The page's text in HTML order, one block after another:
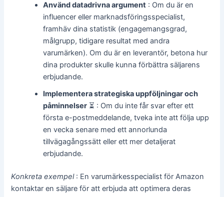
Använd datadrivna argument : Om du är en
influencer eller marknadsföringsspecialist,
framhäv dina statistik (engagemangsgrad,
målgrupp, tidigare resultat med andra
varumärken). Om du är en leverantör, betona hur
dina produkter skulle kunna förbättra säljarens
erbjudande.
Implementera strategiska uppföljningar och
påminnelser ⏳ : Om du inte får svar efter ett
första e-postmeddelande, tveka inte att följa upp
en vecka senare med ett annorlunda
tillvägagångssätt eller ett mer detaljerat
erbjudande.
Konkreta exempel: En varumärkesspecialist för Amazon
kontaktar en säljare för att erbjuda att optimera deras